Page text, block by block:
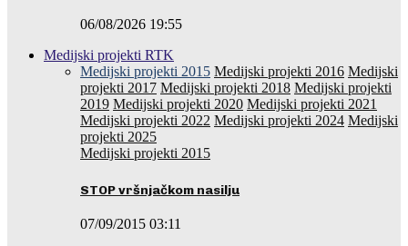
06/08/2026 19:55
Medijski projekti RTK
Medijski projekti 2015 Medijski projekti 2016 Medijski
projekti 2017 Medijski projekti 2018 Medijski projekti
2019 Medijski projekti 2020 Medijski projekti 2021
Medijski projekti 2022 Medijski projekti 2024 Medijski
projekti 2025
Medijski projekti 2015
STOP vršnjačkom nasilju
07/09/2015 03:11